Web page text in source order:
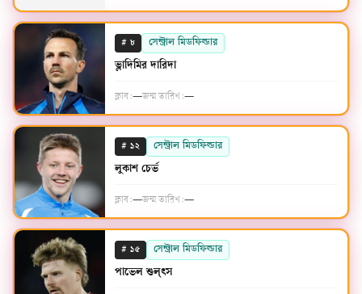
# ৮ সেন্ট্রাল মিডফিল্ডার
ভ্লাদিমির দারিদা
ক্লাব:—জন্ম তারিখ:—
# ১২ সেন্ট্রাল মিডফিল্ডার
লুকাশ চের্ভ
ক্লাব:—জন্ম তারিখ:—
# ১৫ সেন্ট্রাল মিডফিল্ডার
পাভেল শুল্ৎস